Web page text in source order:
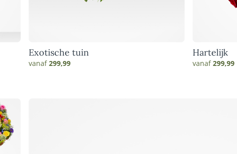
Exotische tuin
vanaf299,99
Hartelijk
vanaf299,99